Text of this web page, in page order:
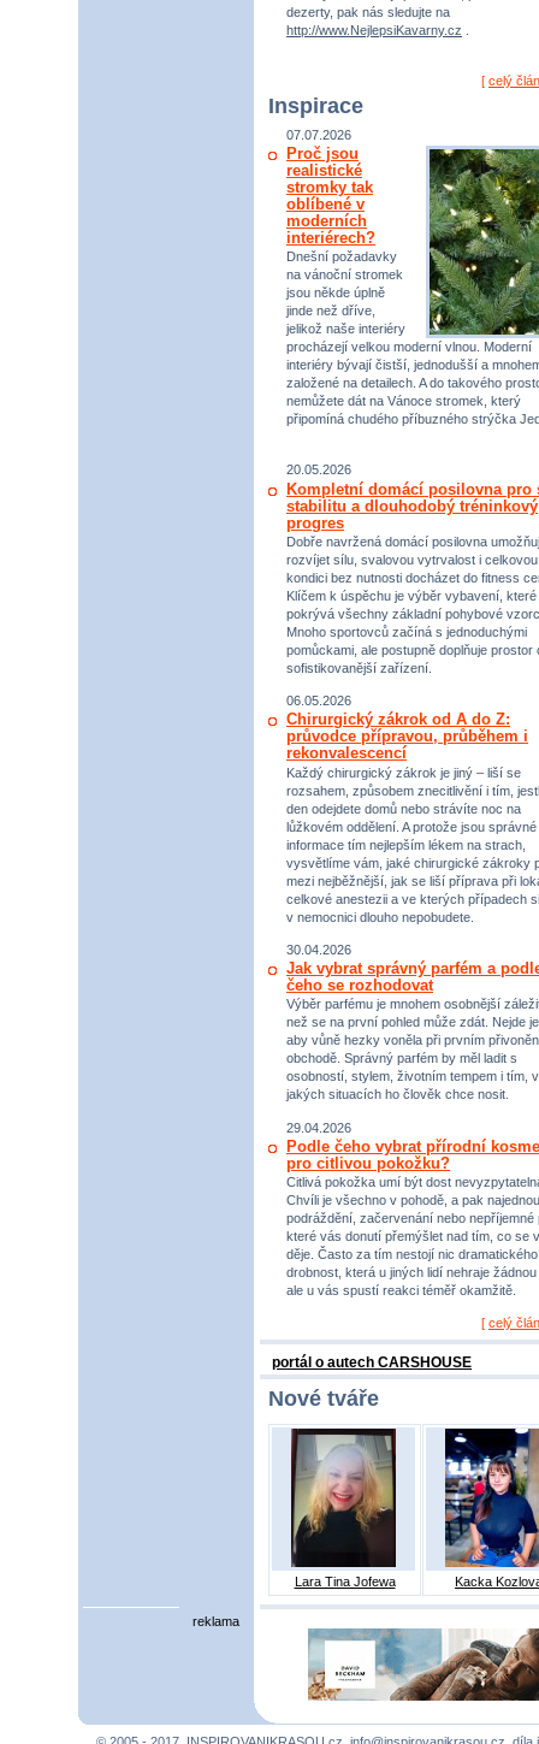
dezerty, pak nás sledujte na
http://www.NejlepsiKavarny.cz
[ celý
Inspirace
07.07.2026
Proč jsou
realistické
stromky tak
oblíbené v
moderních
interiérech?
Dnešní požadavky
na vánoční stromek
jsou někde úplně
jinde než dříve,
jelikož naše interiéry
procházejí velkou moderní vlnou. Moderní
interiéry bývají čistší, jednodušší a
založené na detailech. A do takového
nemůžete dát na Vánoce stromek, který
připomíná chudého příbuzného strýčka
20.05.2026
Kompletní domácí posilovna pro
stabilitu a dlouhodobý tréninkový
progres
Dobře navržená domácí posilovna
rozvíjet sílu, svalovou vytrvalost i celkovou
kondici bez nutnosti docházet do fitness
Klíčem k úspěchu je výběr vybavení, které
pokrývá všechny základní pohybové
Mnoho sportovců začíná s jednoduchými
pomůckami, ale postupně doplňuje prostor
sofistikovanější zařízení.
06.05.2026
Chirurgický zákrok od A do Z:
průvodce přípravou, průběhem i
rekonvalescencí
Každý chirurgický zákrok je jiný – liší se
rozsahem, způsobem znecitlivění i tím,
den odejdete domů nebo strávíte noc na
lůžkovém oddělení. A protože jsou správné
informace tím nejlepším lékem na strach,
vysvětlíme vám, jaké chirurgické zákroky
mezi nejběžnější, jak se liší příprava při
celkové anestezii a ve kterých případech si
v nemocnici dlouho nepobudete.
30.04.2026
Jak vybrat správný parfém a
čeho se rozhodovat
Výběr parfému je mnohem osobnější
než se na první pohled může zdát. Nejde
aby vůně hezky voněla při prvním
obchodě. Správný parfém by měl ladit s
osobností, stylem, životním tempem i tím, v
jakých situacích ho člověk chce nosit.
29.04.2026
Podle čeho vybrat přírodní
pro citlivou pokožku?
Citlivá pokožka umí být dost
Chvíli je všechno v pohodě, a pak
podráždění, začervenání nebo nepříjemné
které vás donutí přemýšlet nad tím, co se
děje. Často za tím nestojí nic
drobnost, která u jiných lidí nehraje žádnou
ale u vás spustí reakci téměř okamžitě.
[ celý
portál o autech CARSHOUSE
Nové tváře
Lara Tina Jofewa Kacka
reklama